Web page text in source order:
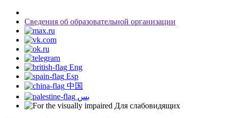
Сведения об образовательной организации
Eng
Esp
中国
بس
Для слабовидящих